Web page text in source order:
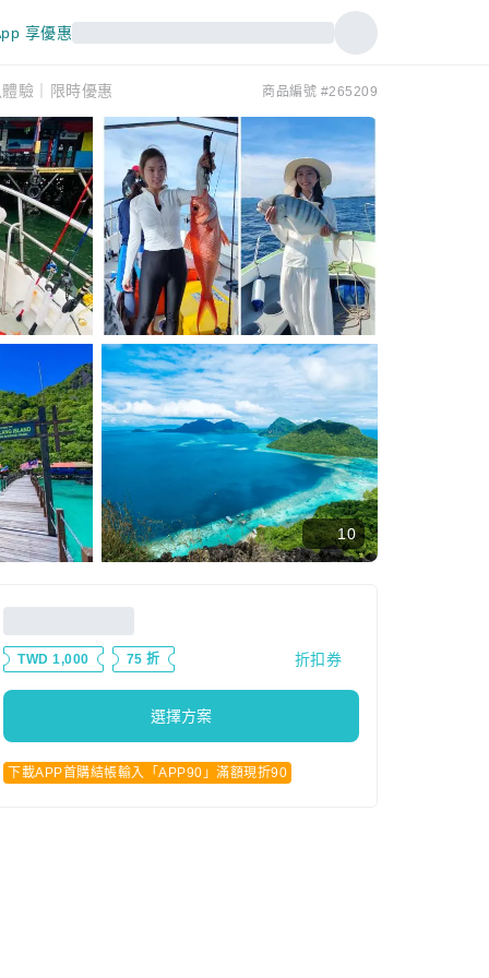
享優惠
驗｜限時優惠 商品編號 #265209
10
TWD 1,000 75 折 折扣券
選擇方案
下載APP首購結帳輸入「APP90」滿額現折90